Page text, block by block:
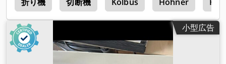
小型広告